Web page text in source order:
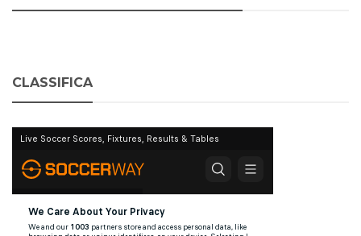
CLASSIFICA